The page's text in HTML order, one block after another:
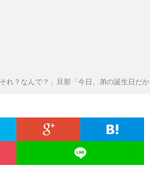
れ？なんで？」旦那「今日、弟の誕生日だ